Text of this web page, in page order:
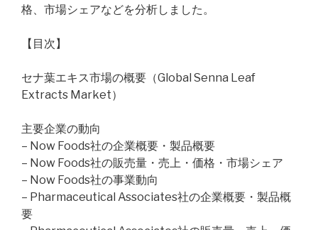
格、市場シェアなどを分析しました。
【目次】
セナ葉エキス市場の概要（Global Senna Leaf
Extracts Market）
主要企業の動向
– Now Foods社の企業概要・製品概要
– Now Foods社の販売量・売上・価格・市場シェア
– Now Foods社の事業動向
– Pharmaceutical Associates社の企業概要・製品概
要